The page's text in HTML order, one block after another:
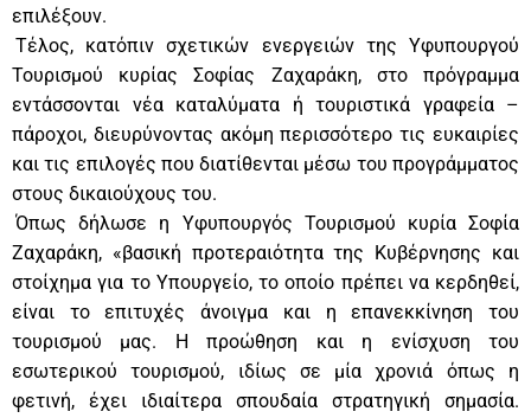
επιλέξουν.
Τέλος, κατόπιν σχετικών ενεργειών της Υφυπουργού
Τουρισμού κυρίας Σοφίας Ζαχαράκη, στο πρόγραμμα
εντάσσονται νέα καταλύματα ή τουριστικά γραφεία –
πάροχοι, διευρύνοντας ακόμη περισσότερο τις ευκαιρίες
και τις επιλογές που διατίθενται μέσω του προγράμματος
στους δικαιούχους του.
Όπως δήλωσε η Υφυπουργός Τουρισμού κυρία Σοφία
Ζαχαράκη, «βασική προτεραιότητα της Κυβέρνησης και
στοίχημα για το Υπουργείο, το οποίο πρέπει να κερδηθεί,
είναι το επιτυχές άνοιγμα και η επανεκκίνηση του
τουρισμού μας. Η προώθηση και η ενίσχυση του
εσωτερικού τουρισμού, ιδίως σε μία χρονιά όπως η
φετινή, έχει ιδιαίτερα σπουδαία στρατηγική σημασία.